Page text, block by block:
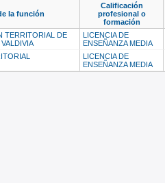
la función
Calificación
profesional o
formación
TERRITORIAL DE
LICENCIA DE
ENSEÑANZA MEDIA
LICENCIA DE
ENSEÑANZA MEDIA